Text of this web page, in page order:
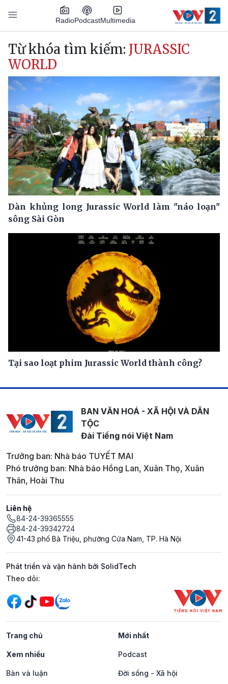
Nhảy đến nội dung
RadioPodcastMultimedia
Main navigation
Từ khóa tìm kiếm: JURASSIC
WORLD
Dàn khủng long Jurassic World làm "náo loạn"
sông Sài Gòn
Tại sao loạt phim Jurassic World thành công?
BAN VĂN HOÁ - XÃ HỘI VÀ DÂN
TỘC
Đài Tiếng nói Việt Nam
Trưởng ban: Nhà báo TUYẾT MAI
Phó trưởng ban: Nhà báo Hồng Lan, Xuân Thọ, Xuân
Thân, Hoài Thu
Liên hệ
84-24-39365555
84-24-39342724
41-43 phố Bà Triệu, phường Cửa Nam, TP. Hà Nội
Phát triển và vận hành bởi SolidTech
Mạng xã hội
Theo dõi:
Trang chủ Mới nhất
Xem nhiều Podcast
Bàn và luận Đời sống - Xã hội